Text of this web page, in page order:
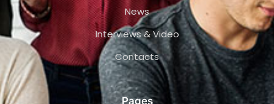
News
Interviews & Video
Contacts
Pages